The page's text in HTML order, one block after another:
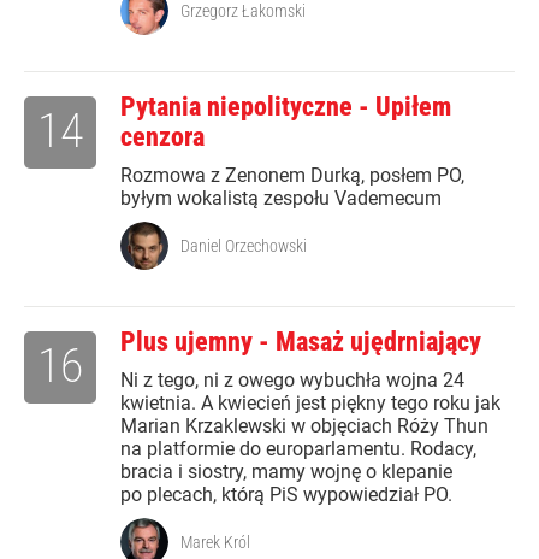
Grzegorz Łakomski
Pytania niepolityczne - Upiłem
cenzora
Rozmowa z Zenonem Durką, posłem PO,
byłym wokalistą zespołu Vademecum
14
Daniel Orzechowski
Plus ujemny - Masaż ujędrniający
Ni z tego, ni z owego wybuchła wojna 24
kwietnia. A kwiecień jest piękny tego roku jak
Marian Krzaklewski w objęciach Róży Thun
na platformie do europarlamentu. Rodacy,
bracia i siostry, mamy wojnę o klepanie
po plecach, którą PiS wypowiedział PO.
16
Marek Król